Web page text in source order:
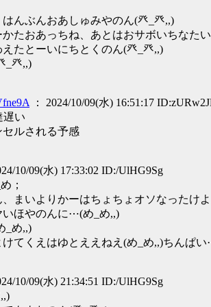
はんぶんおあしゅみやのん(癶_癶,,)
たおあっちね、あとはおサボいちなたい
たとーいにちとくのん(癶_癶,,)
_癶,,)
： 2024/10/09(水) 16:51:17
遅い
ルされる予感
10/09(水) 17:33:02 ID:/UlHG9Sg
；
まいよりかーはちょちょオソなったけよ
いほやのんに⋯(め_め,,)
_め,,)
けてくえはゆとええねえ(め_め,,)ちんぱ
10/09(水) 21:34:51 ID:/UlHG9Sg